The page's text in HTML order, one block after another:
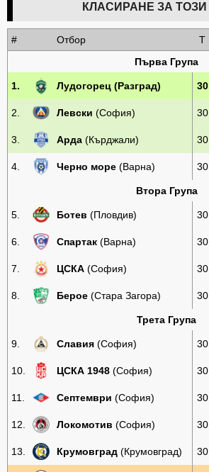
КЛАСИРАНЕ ЗА
# Отбор Т
Първа Група
1. Лудогорец (Разград) 30
2. Левски (София) 30
3. Арда (Кърджали) 30
4. Черно море (Варна) 30
Втора Група
5. Ботев (Пловдив) 30
6. Спартак (Варна) 30
7. ЦСКА (София) 30
8. Берое (Стара Загора) 30
Трета Група
9. Славия (София) 30
10. ЦСКА 1948 (София) 30
11. Септември (София) 30
12. Локомотив (София) 30
13. Крумовград (Крумовград) 30